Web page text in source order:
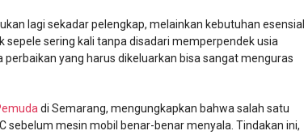
lagi sekadar pelengkap, melainkan kebutuhan esensial.
sepele sering kali tanpa disadari memperpendek usia
perbaikan yang harus dikeluarkan bisa sangat menguras
di Semarang, mengungkapkan bahwa salah satu
sebelum mesin mobil benar-benar menyala. Tindakan ini,